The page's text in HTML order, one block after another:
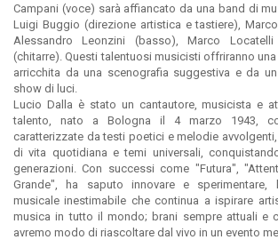
Campani (voce) sarà affiancato da una band di
Luigi Buggio (direzione artistica e tastiere),
Alessandro Leonzini (basso), Marco
(chitarre). Questi talentuosi musicisti offriranno
arricchita da una scenografia suggestiva e da
show di luci.
Lucio Dalla è stato un cantautore, musicista e
talento, nato a Bologna il 4 marzo 1943,
caratterizzate da testi poetici e melodie
di vita quotidiana e temi universali,
generazioni. Con successi come "Futura",
Grande", ha saputo innovare e sperimentare,
musicale inestimabile che continua a ispirare
musica in tutto il mondo; brani sempre attuali e
avremo modo di riascoltare dal vivo in un evento